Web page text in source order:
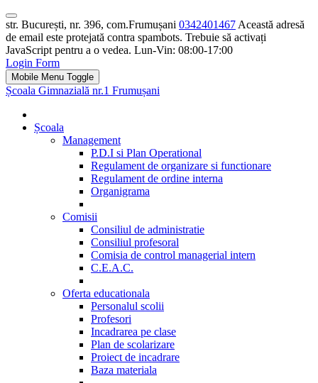
str. București, nr. 396, com.Frumușani 0342401467 Această adresă
de email este protejată contra spambots. Trebuie să activați
JavaScript pentru a o vedea. Lun-Vin: 08:00-17:00
Login Form
Mobile Menu Toggle
Școala Gimnazială nr.1 Frumușani
Școala
Management
P.D.I si Plan Operational
Regulament de organizare si functionare
Regulament de ordine interna
Organigrama
Comisii
Consiliul de administratie
Consiliul profesoral
Comisia de control managerial intern
C.E.A.C.
Oferta educationala
Personalul scolii
Profesori
Incadrarea pe clase
Plan de scolarizare
Proiect de incadrare
Baza materiala